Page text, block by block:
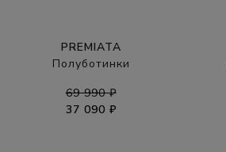
PREMIATA
Полуботинки
69 990 ₽
37 090 ₽